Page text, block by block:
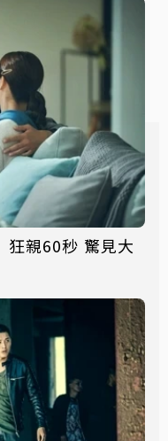
狂親60秒 驚見大